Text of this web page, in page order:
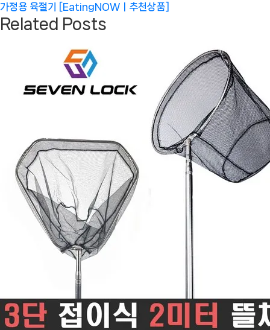
Post:
가정용 육절기 [EatingNOWㅣ추천상품]
Related Posts